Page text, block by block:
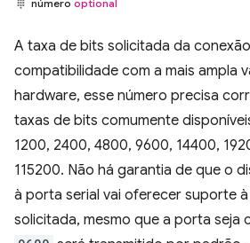
número optional
A taxa de bits solicitada da
compatibilidade com a mais ampla
hardware, esse número precisa
taxas de bits comumente
1200, 2400, 4800, 9600, 14400,
115200. Não há garantia de que o
à porta serial vai oferecer suporte
solicitada, mesmo que a porta seja